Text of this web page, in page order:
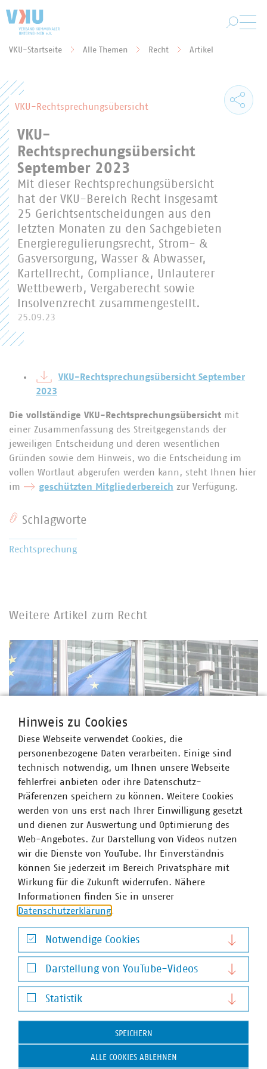
VKU-Startseite Alle Themen Recht Artikel
VKU-Rechtsprechungsübersicht
VKU-
Rechtsprechungsübersicht
September 2023
Mit dieser Rechtsprechungsübersicht
hat der VKU-Bereich Recht insgesamt
25 Gerichtsentscheidungen aus den
letzten Monaten zu den Sachgebieten
Energieregulierungsrecht, Strom- &
Gasversorgung, Wasser & Abwasser,
Kartellrecht, Compliance, Unlauterer
Wettbewerb, Vergaberecht sowie
Insolvenzrecht zusammengestellt.
25.09.23
VKU-Rechtsprechungsübersicht September
2023
Die vollständige VKU-Rechtsprechungsübersicht mit
einer Zusammenfassung des Streitgegenstands der
jeweiligen Entscheidung und deren wesentlichen
Gründen sowie dem Hinweis, wo die Entscheidung im
vollen Wortlaut abgerufen werden kann, steht Ihnen hier
im
geschützten Mitgliederbereich zur Verfügung.
Schlagworte
Rechtsprechung
Weitere Artikel zum Recht
©Andrey Kuzmin/stock.adobe.com
Industrial Accelerator Act
VKU fordert weniger Bürokratie und Ausnahmen
für Energieversorgung im IAA
27.07.2026
In einem gemeinsamen Positionspapier fordern der VKU
und die Bundesvereinigung der kommunalen
Spitzenverbände, zusätzlichen Aufwand und Kosten
entstehend durch Vergabevorschriften im Industrial
Accelerator Act für öffentliche Auftraggeber möglichst…
Hinweis zu Cookies
Diese Webseite verwendet Cookies, die
personenbezogene Daten verarbeiten. Einige sind
technisch notwendig, um Ihnen unsere Webseite
fehlerfrei anbieten oder ihre Datenschutz-
Präferenzen speichern zu können. Weitere Cookies
werden von uns erst nach Ihrer Einwilligung gesetzt
und dienen zur Auswertung und Optimierung des
Web-Angebotes. Zur Darstellung von Videos nutzen
wir die Dienste von YouTube. Ihr Einverständnis
können Sie jederzeit im Bereich Privatsphäre mit
Wirkung für die Zukunft widerrufen. Nähere
Informationen finden Sie in unserer
Datenschutzerklärung
Notwendige Cookies
Notwendige Cookies
Darstellung von YouTube-Videos
Darstellung von YouTube-Videos
Statistik
Statistik
SPEICHERN
ALLE COOKIES ABLEHNEN